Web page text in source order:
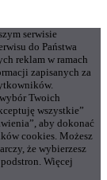
serwisie
do Państwa
reklam w ramach
zapisanych za
Twoich
wszystkie”
aby dokonać
cookies. Możesz
że wybierzesz
Więcej